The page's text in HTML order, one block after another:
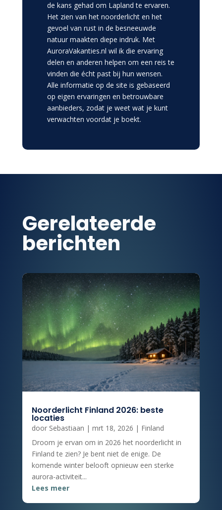
de kans gehad om Lapland te ervaren.
Het zien van het noorderlicht en het
gevoel van rust in de besneeuwde
natuur maakten diepe indruk. Met
AuroraVakanties.nl wil ik die ervaring
delen en anderen helpen om een reis te
vinden die écht past bij hun wensen.
Alle informatie op de site is gebaseerd
op eigen ervaringen en betrouwbare
aanbieders, zodat je weet wat je kunt
verwachten voordat je boekt.
Gerelateerde
berichten
Noorderlicht Finland 2026: beste
locaties
door Sebastiaan | mrt 18, 2026 | Finland
Droom je ervan om in 2026 het noorderlicht in
Finland te zien? Je bent niet de enige. De
komende winter belooft opnieuw een sterke
aurora-activiteit...
Lees meer